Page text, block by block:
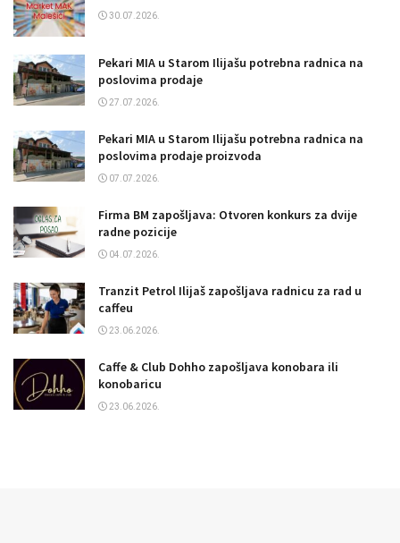
30.07.2026.
Pekari MIA u Starom Ilijašu potrebna radnica na
poslovima prodaje
27.07.2026.
Pekari MIA u Starom Ilijašu potrebna radnica na
poslovima prodaje proizvoda
07.07.2026.
Firma BM zapošljava: Otvoren konkurs za dvije
radne pozicije
04.07.2026.
Tranzit Petrol Ilijaš zapošljava radnicu za rad u
caffeu
23.06.2026.
Caffe & Club Dohho zapošljava konobara ili
konobaricu
23.06.2026.